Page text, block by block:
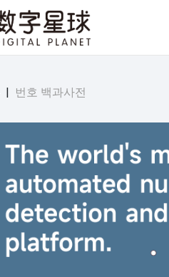
| 번호 백과사전